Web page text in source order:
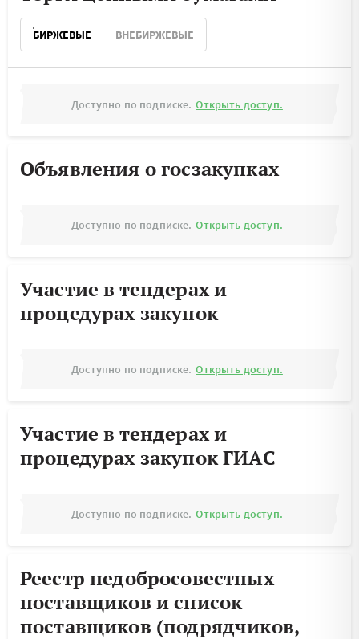
БИРЖЕВЫЕ ВНЕБИРЖЕВЫЕ
Доступно по подписке. Открыть доступ.
Объявления о госзакупках
Доступно по подписке. Открыть доступ.
Участие в тендерах и
процедурах закупок
Доступно по подписке. Открыть доступ.
Участие в тендерах и
процедурах закупок ГИАС
Доступно по подписке. Открыть доступ.
Реестр недобросовестных
поставщиков и список
поставщиков (подрядчиков,